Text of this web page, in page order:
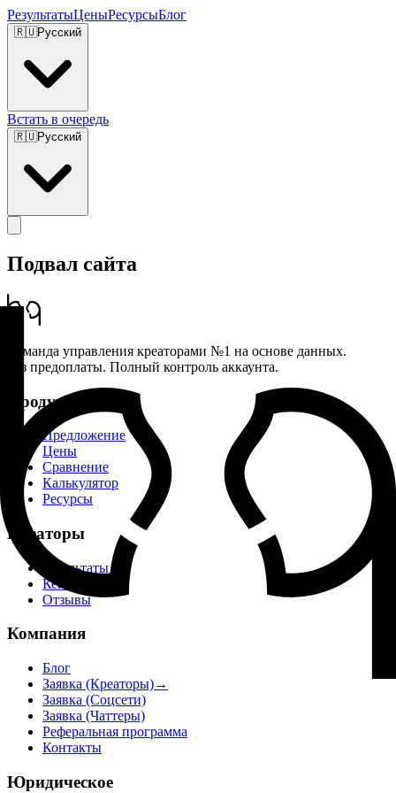
РезультатыЦеныРесурсыБлог
🇷🇺Русский
Встать в очередь
🇷🇺Русский
Подвал сайта
Команда управления креаторами №1 на основе данных.
Без предоплаты. Полный контроль аккаунта.
Продукт
Предложение
Цены
Сравнение
Калькулятор
Ресурсы
Креаторы
Результаты
Кейсы
Отзывы
Компания
Блог
Заявка (Креаторы)→
Заявка (Соцсети)
Заявка (Чаттеры)
Реферальная программа
Контакты
Юридическое